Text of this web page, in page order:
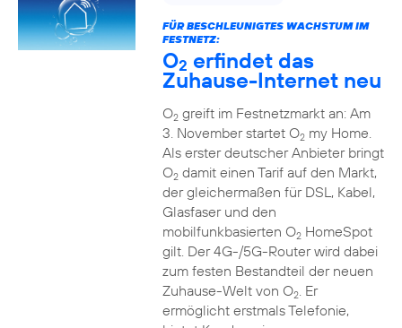
FÜR BESCHLEUNIGTES WACHSTUM IM
FESTNETZ:
O2 erfindet das
Zuhause-Internet neu
O2greift im Festnetzmarkt an: Am
3. November startet O2my Home.
Als erster deutscher Anbieter bringt
O2damit einen Tarif auf den Markt,
der gleichermaßen für DSL, Kabel,
Glasfaser und den
mobilfunkbasierten O2HomeSpot
gilt. Der 4G-/5G-Router wird dabei
zum festen Bestandteil der neuen
Zuhause-Welt von O2. Er
ermöglicht erstmals Telefonie,